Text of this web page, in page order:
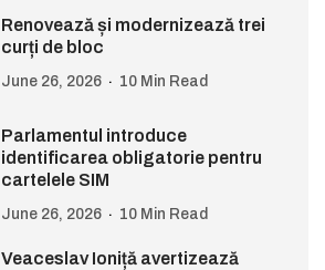
Renovează și modernizează trei
curți de bloc
June 26, 2026 10 Min Read
Parlamentul introduce
identificarea obligatorie pentru
cartelele SIM
June 26, 2026 10 Min Read
Veaceslav Ioniță avertizează